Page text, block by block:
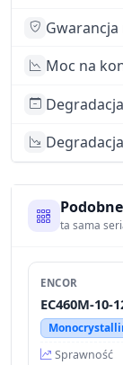
Gwarancja
Moc na
ta sama
ENCOR
EC460M-10-
Sprawność